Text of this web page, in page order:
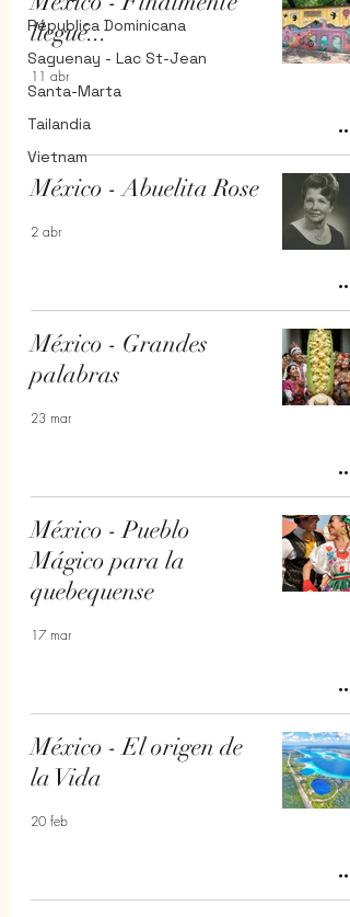
Républica Dominicana
Saguenay - Lac St-Jean
Santa-Marta
Tailandia
Vietnam
llegué...
11 abr
México - Abuelita Rose
2 abr
México - Grandes
palabras
23 mar
México - Pueblo
Mágico para la
quebequense
17 mar
México - El origen de
la Vida
20 feb